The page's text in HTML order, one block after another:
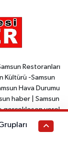
Restoranları
Kültürü -Samsun
Hava Durumu
haber | Samsun
gerçekleşen yerel
haberler yer
ve Samsun ile ilgili